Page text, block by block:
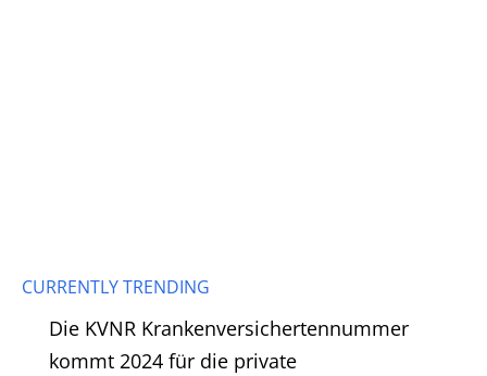
CURRENTLY TRENDING
Die KVNR Krankenversichertennummer
kommt 2024 für die private